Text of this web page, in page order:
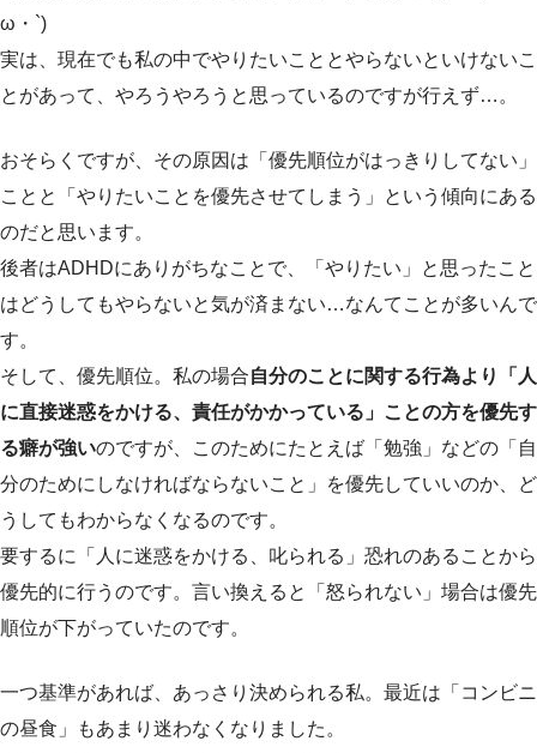
ω・`)
実は、現在でも私の中でやりたいこととやらないといけないこ
とがあって、やろうやろうと思っているのですが行えず…。
おそらくですが、その原因は「優先順位がはっきりしてない」
ことと「やりたいことを優先させてしまう」という傾向にある
のだと思います。
後者はADHDにありがちなことで、「やりたい」と思ったこと
はどうしてもやらないと気が済まない…なんてことが多いんで
す。
そして、優先順位。私の場合自分のことに関する行為より「人
に直接迷惑をかける、責任がかかっている」ことの方を優先す
る癖が強いのですが、このためにたとえば「勉強」などの「自
分のためにしなければならないこと」を優先していいのか、ど
うしてもわからなくなるのです。
要するに「人に迷惑をかける、叱られる」恐れのあることから
優先的に行うのです。言い換えると「怒られない」場合は優先
順位が下がっていたのです。
一つ基準があれば、あっさり決められる私。最近は「コンビニ
の昼食」もあまり迷わなくなりました。